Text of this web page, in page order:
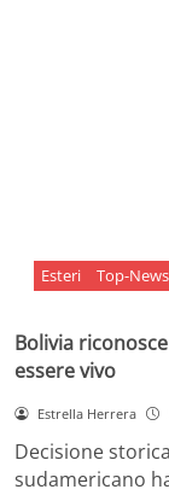
Esteri Top-News
Bolivia
essere vivo
Estrella Herrera
Decisione
sudamericano